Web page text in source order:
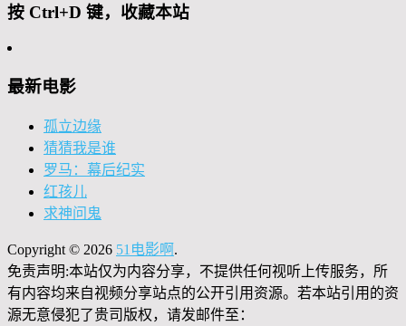
按 Ctrl+D 键，收藏本站
最新电影
孤立边缘
猜猜我是谁
罗马：幕后纪实
红孩儿
求神问鬼
Copyright © 2026 51电影啊 .
免责声明:本站仅为内容分享，不提供任何视听上传服务，所
有内容均来自视频分享站点的公开引用资源。若本站引用的资
源无意侵犯了贵司版权，请发邮件至：